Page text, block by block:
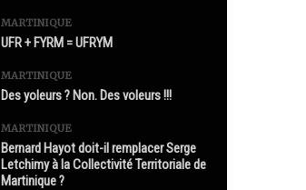
MARTINIQUE
UFR + FYRM = UFRYM
MARTINIQUE
Des yoleurs ? Non. Des voleurs !!!
MARTINIQUE
Bernard Hayot doit-il remplacer Serge
Letchimy à la Collectivité Territoriale de
Martinique ?